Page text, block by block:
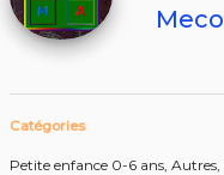
Catégories
Petite enfance 0-6 ans, Autres,
Meco